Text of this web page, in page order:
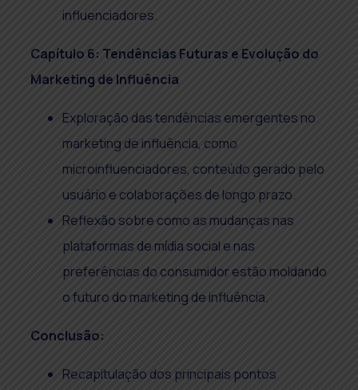
influenciadores.
Capítulo 6: Tendências Futuras e Evolução do
Marketing de Influência
Exploração das tendências emergentes no
marketing de influência, como
microinfluenciadores, conteúdo gerado pelo
usuário e colaborações de longo prazo.
Reflexão sobre como as mudanças nas
plataformas de mídia social e nas
preferências do consumidor estão moldando
o futuro do marketing de influência.
Conclusão:
Recapitulação dos principais pontos